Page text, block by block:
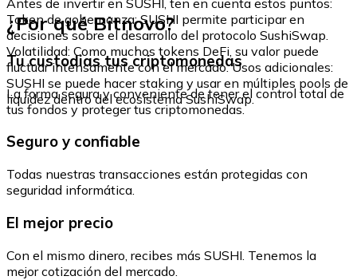
Antes de invertir en SUSHI, ten en cuenta estos puntos:
Token de gobernanza: SUSHI permite participar en
decisiones sobre el desarrollo del protocolo SushiSwap.
Volatilidad: Como muchos tokens DeFi, su valor puede
fluctuar intensamente con el mercado. Usos adicionales:
SUSHI se puede hacer staking y usar en múltiples pools de
liquidez dentro del ecosistema SushiSwap.
¿Por qué Bitnovo?
Tu custodias tus criptomonedas
La forma segura y conveniente de tener el control total de
tus fondos y proteger tus criptomonedas.
Seguro y confiable
Todas nuestras transacciones están protegidas con
seguridad informática.
El mejor precio
Con el mismo dinero, recibes más SUSHI. Tenemos la
mejor cotización del mercado.